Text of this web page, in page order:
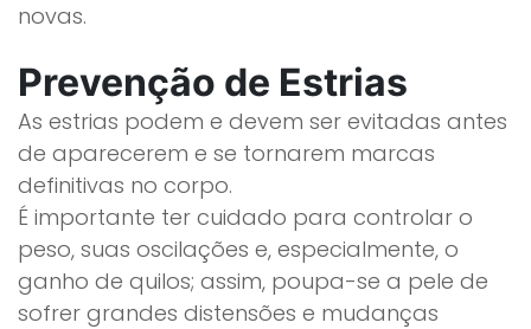
novas.
Prevenção de Estrias
As estrias podem e devem ser evitadas antes
de aparecerem e se tornarem marcas
definitivas no corpo.
É importante ter cuidado para controlar o
peso, suas oscilações e, especialmente, o
ganho de quilos; assim, poupa-se a pele de
sofrer grandes distensões e mudanças